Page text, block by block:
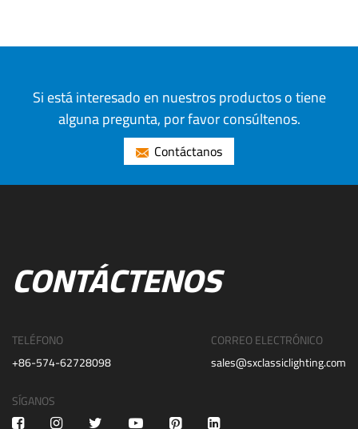
Si está interesado en nuestros productos o tiene
alguna pregunta, por favor consúltenos.
Contáctanos
CONTÁCTENOS
TELÉFONO
+86-574-62728098
CORREO ELECTRÓNICO
sales@sxclassiclighting.com
SÍGANOS